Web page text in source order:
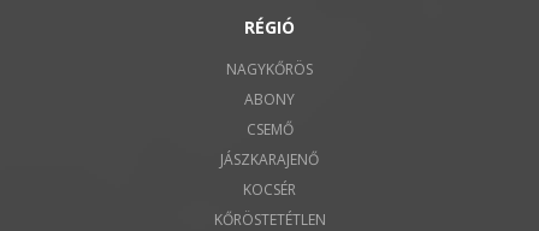
RÉGIÓ
NAGYKŐRÖS
ABONY
CSEMŐ
JÁSZKARAJENŐ
KOCSÉR
KŐRÖSTETÉTLEN